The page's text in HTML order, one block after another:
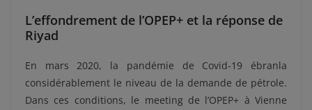
L’effondrement de l’OPEP+ et la réponse de
Riyad
En mars 2020, la pandémie de Covid-19 ébranla
considérablement le niveau de la demande de pétrole.
Dans ces conditions, le meeting de l’OPEP+ à Vienne